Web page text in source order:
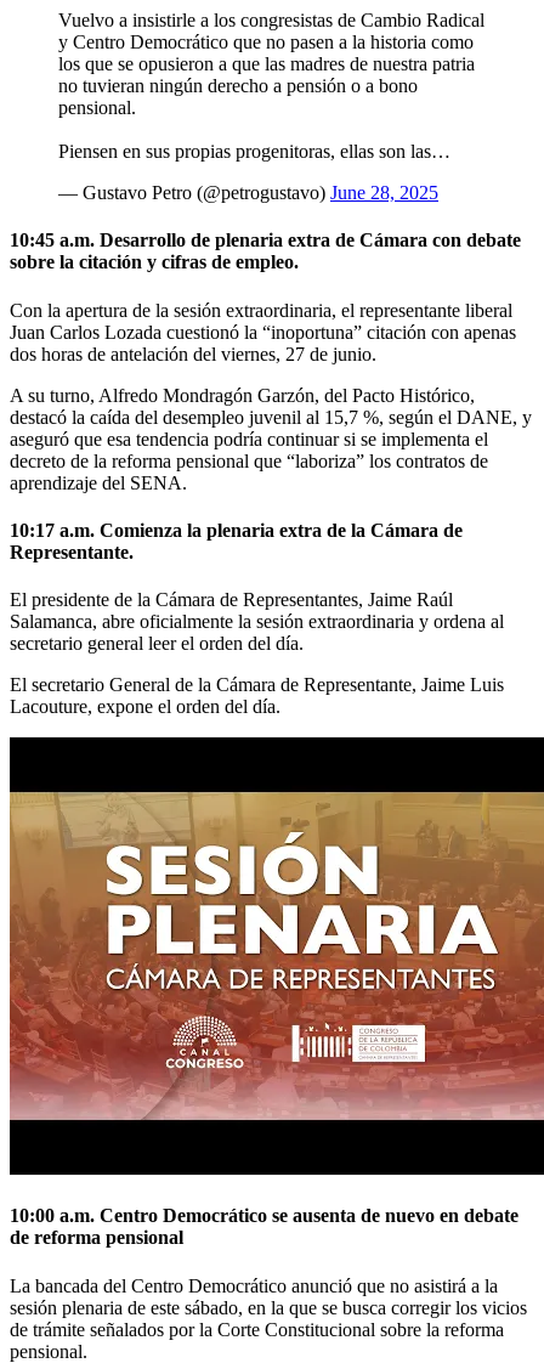
Vuelvo a insistirle a los congresistas de Cambio Radical
y Centro Democrático que no pasen a la historia como
los que se opusieron a que las madres de nuestra patria
no tuvieran ningún derecho a pensión o a bono
pensional.
Piensen en sus propias progenitoras, ellas son las…
— Gustavo Petro (@petrogustavo) June 28, 2025
10:45 a.m. Desarrollo de plenaria extra de Cámara con debate
sobre la citación y cifras de empleo.
Con la apertura de la sesión extraordinaria, el representante liberal
Juan Carlos Lozada cuestionó la “inoportuna” citación con apenas
dos horas de antelación del viernes, 27 de junio.
A su turno, Alfredo Mondragón Garzón, del Pacto Histórico,
destacó la caída del desempleo juvenil al 15,7 %, según el DANE, y
aseguró que esa tendencia podría continuar si se implementa el
decreto de la reforma pensional que “laboriza” los contratos de
aprendizaje del SENA.
10:17 a.m. Comienza la plenaria extra de la Cámara de
Representante.
El presidente de la Cámara de Representantes, Jaime Raúl
Salamanca, abre oficialmente la sesión extraordinaria y ordena al
secretario general leer el orden del día.
El secretario General de la Cámara de Representante, Jaime Luis
Lacouture, expone el orden del día.
10:00 a.m. Centro Democrático se ausenta de nuevo en debate
de reforma pensional
La bancada del Centro Democrático anunció que no asistirá a la
sesión plenaria de este sábado, en la que se busca corregir los vicios
de trámite señalados por la Corte Constitucional sobre la reforma
pensional.